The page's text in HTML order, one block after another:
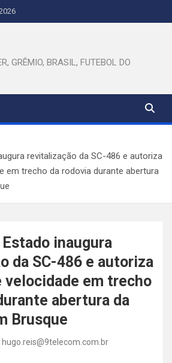
GRÊMIO, BRASIL, FUTEBOL DO
revitalização da SC-486 e autoriza
em trecho da rodovia durante abertura
inaugura
da SC-486 e autoriza
velocidade em trecho
abertura da
Brusque
hugo.reis@9telecom.com.br